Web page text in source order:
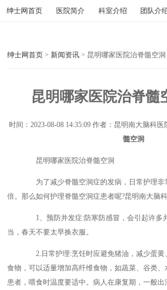
绅士网首页 医院简介 科室介绍 团队介
绅士网首页 > 新闻资讯 > 昆明哪家医院治脊髓空洞
昆明哪家医院治脊髓
时间： 2023-08-08 14:35:09作者：昆明南大脑科医
髓空洞
昆明哪家医院治脊髓空洞
为了减少脊髓空洞症的发病，日常护理非
倍。那么如何护理脊髓空洞症患者呢?昆明南大脑
1、预防并发症:防寒防感冒，会引起许多
当，春天不要太早换衣服。
2.日常护理:烹饪时应避免猪油，减少蛋黄
食物，可以适量增加高纤维食物，如蔬菜、谷类
患者，喂食时温度要适中。病人在康复期，一般出